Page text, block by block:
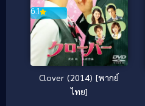
6.1
Clover (2014) [พากย์
ไทย]